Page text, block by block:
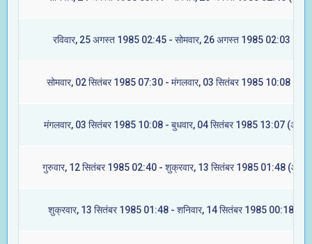
रविवार, 25 अगस्त 1985 02:45 - सोमवार, 26 अगस्त 1985 02:03 (मूल)
सोमवार, 02 सितंबर 1985 07:30 - मंगलवार, 03 सितंबर 1985 10:08
मंगलवार, 03 सितंबर 1985 10:08 - बुधवार, 04 सितंबर 1985 13:07
गुरुवार, 12 सितंबर 1985 02:40 - शुक्रवार, 13 सितंबर 1985 01:48
शुक्रवार, 13 सितंबर 1985 01:48 - शनिवार, 14 सितंबर 1985 00:18